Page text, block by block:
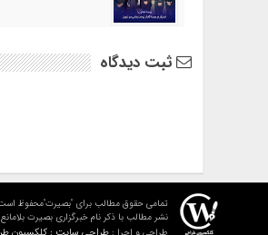
ثبت دیدگاه
تمامی حقوق مطالب برای "بصیرت"محفوظ است
نشر مطالب با ذکر نام خبرگزاری بصیرت